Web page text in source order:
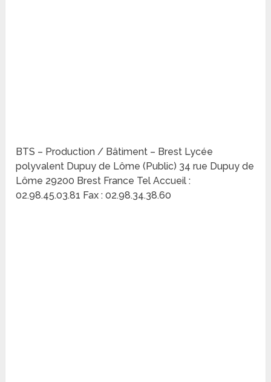
BTS – Production / Bâtiment – Brest Lycée
polyvalent Dupuy de Lôme (Public) 34 rue Dupuy de
Lôme 29200 Brest France Tel Accueil :
02.98.45.03.81 Fax : 02.98.34.38.60